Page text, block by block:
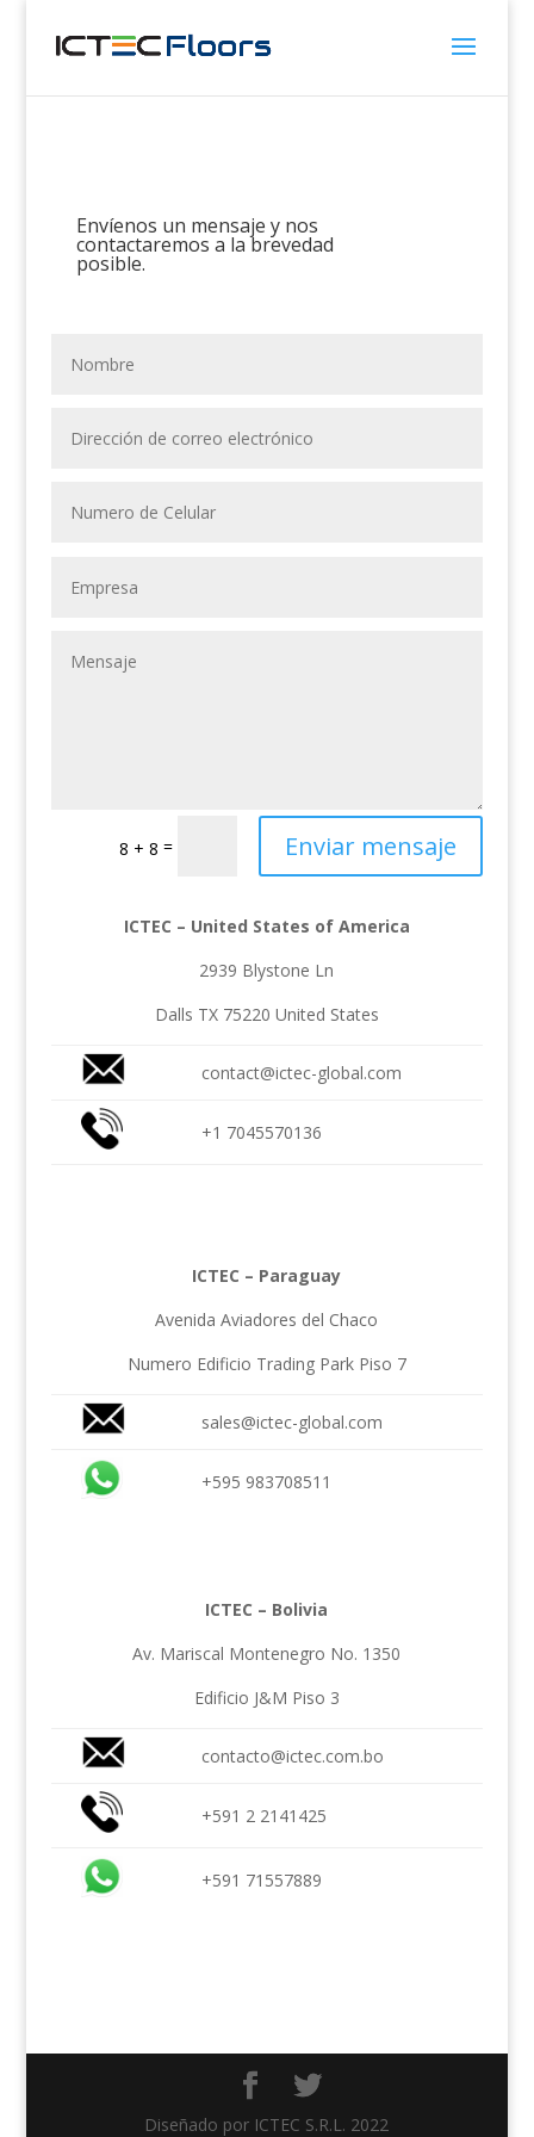
Envíenos un mensaje y nos
contactaremos a la brevedad
posible.
8 + 8 = Enviar mensaje
ICTEC – United States of America
2939 Blystone Ln
Dalls TX 75220 United States
contact@ictec-global.com
+1 7045570136
ICTEC – Paraguay
Avenida Aviadores del Chaco
Numero Edificio Trading Park Piso 7
sales@ictec-global.com
+595 983708511
ICTEC – Bolivia
Av. Mariscal Montenegro No. 1350
Edificio J&M Piso 3
contacto@ictec.com.bo
+591 2 2141425
+591 71557889
Diseñado por ICTEC S.R.L. 2022